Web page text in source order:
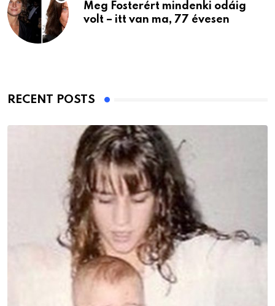
Meg Fosterért mindenki odáig
volt – itt van ma, 77 évesen
RECENT POSTS